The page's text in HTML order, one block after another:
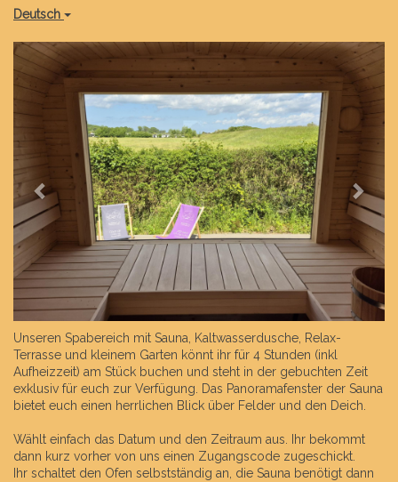
Deutsch
Previous Next
Unseren Spabereich mit Sauna, Kaltwasserdusche, Relax-
Terrasse und kleinem Garten könnt ihr für 4 Stunden (inkl
Aufheizzeit) am Stück buchen und steht in der gebuchten Zeit
exklusiv für euch zur Verfügung. Das Panoramafenster der Sauna
bietet euch einen herrlichen Blick über Felder und den Deich.
Wählt einfach das Datum und den Zeitraum aus. Ihr bekommt
dann kurz vorher von uns einen Zugangscode zugeschickt.
Ihr schaltet den Ofen selbstständig an, die Sauna benötigt dann